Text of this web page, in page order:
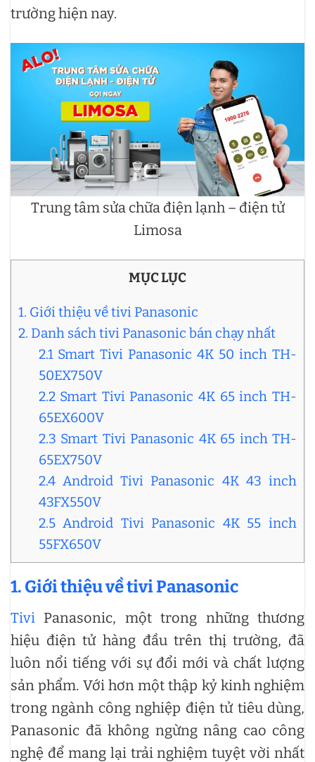
trường hiện nay.
Trung tâm sửa chữa điện lạnh – điện tử
Limosa
MỤC LỤC
1. Giới thiệu về tivi Panasonic
2. Danh sách tivi Panasonic bán chạy nhất
2.1 Smart Tivi Panasonic 4K 50 inch TH-
50EX750V
2.2 Smart Tivi Panasonic 4K 65 inch TH-
65EX600V
2.3 Smart Tivi Panasonic 4K 65 inch TH-
65EX750V
2.4 Android Tivi Panasonic 4K 43 inch
43FX550V
2.5 Android Tivi Panasonic 4K 55 inch
55FX650V
1. Giới thiệu về tivi Panasonic
Tivi Panasonic, một trong những thương
hiệu điện tử hàng đầu trên thị trường, đã
luôn nổi tiếng với sự đổi mới và chất lượng
sản phẩm. Với hơn một thập kỷ kinh nghiệm
trong ngành công nghiệp điện tử tiêu dùng,
Panasonic đã không ngừng nâng cao công
nghệ để mang lại trải nghiệm tuyệt vời nhất